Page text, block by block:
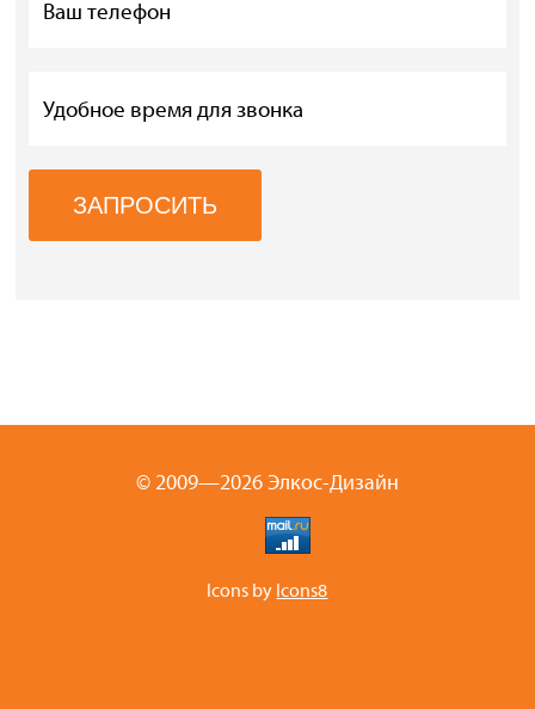
© 2009—2026 Элкос-Дизайн
Icons by Icons8